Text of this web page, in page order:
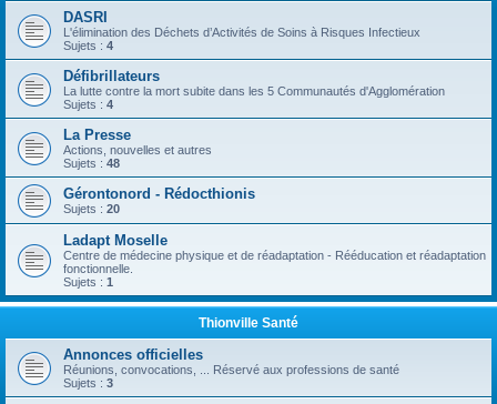
DASRI
L'élimination des Déchets d’Activités de Soins à Risques Infectieux
Sujets : 4
Défibrillateurs
La lutte contre la mort subite dans les 5 Communautés d'Agglomération
Sujets : 4
La Presse
Actions, nouvelles et autres
Sujets : 48
Gérontonord - Rédocthionis
Sujets : 20
Ladapt Moselle
Centre de médecine physique et de réadaptation - Rééducation et réadaptation
fonctionnelle.
Sujets : 1
Thionville Santé
Annonces officielles
Réunions, convocations, ... Réservé aux professions de santé
Sujets : 3